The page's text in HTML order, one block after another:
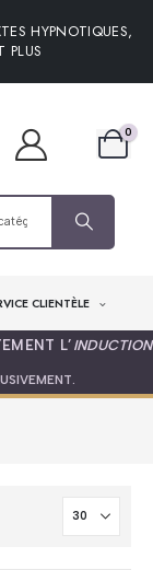
HYPNOTIQUES,
PLUS
0
CLIENTÈLE
L’ INDUCTION